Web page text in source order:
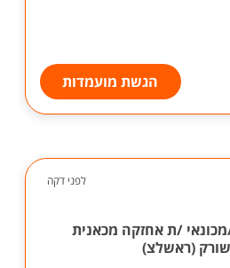
הגשת מועמדות
לפני דקה
/ת אחזקה מכאנית
(ראשלצ)